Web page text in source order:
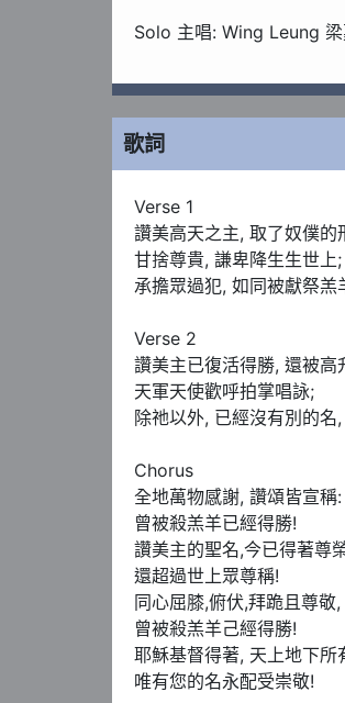
Solo 主唱: Wing Leung
All Guitars 結他:  Joel
Backing recorded at Pro
Recording and
Original recording
Scored edited by : Lee Fu
Band Scored edited by :
Music 2000 and Web
Assistant 助理: Bonnie
Copyright License
Music Video 音樂錄像:
注意，如需複製、改編、
須先得到本公司授權。 ©
Now Available on online
沒有別的名 [PDF Score]
沒有別的名 [CD Quality]
沒有別的名 [24 bits
沒有別的名 [Spotify]：
沒有別的名 [ iTunes]：
歌詞
Verse 1
讚美⾼天之主, 取了奴僕的
⽢捨尊貴, 謙卑降⽣生世上;
承擔眾過犯, 如同被獻祭羔
Verse 2
讚美主已復活得勝, 還被高
天軍天使歡呼拍掌唱詠;
除祂以外, 已經沒有別的名
Chorus
全地萬物感謝, 讚頌皆宣稱:
曾被殺羔羊已經得勝!
讚美主的聖名,今已得著尊
還超過世上眾尊稱!
同心屈膝,俯伏,拜跪且尊敬,
曾被殺羔羊己經得勝!
耶穌基督得著, 天上地下所
唯有您的名永配受崇敬!